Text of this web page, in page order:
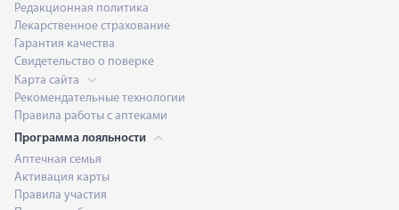
Редакционная политика
Лекарственное страхование
Гарантия качества
Свидетельство о поверке
Карта сайта
Рекомендательные технологии
Правила работы с аптеками
Программа лояльности
Аптечная семья
Активация карты
Правила участия